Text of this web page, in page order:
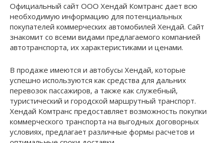
Официальный сайт ООО Хендай Комтранс дает всю
необходимую информацию для потенциальных
покупателей коммерческих автомобилей Хендай. Сайт
знакомит со всеми видами предлагаемого компанией
автотранспорта, их характеристиками и ценами.
В продаже имеются и автобусы Хендай, которые
успешно используются как средства для дальних
перевозок пассажиров, а также как служебный,
туристический и городской маршрутный транспорт.
Хендай Комтранс предоставляет возможность покупки
коммерческого транспорта на выгодных договорных
условиях, предлагает различные формы расчетов и